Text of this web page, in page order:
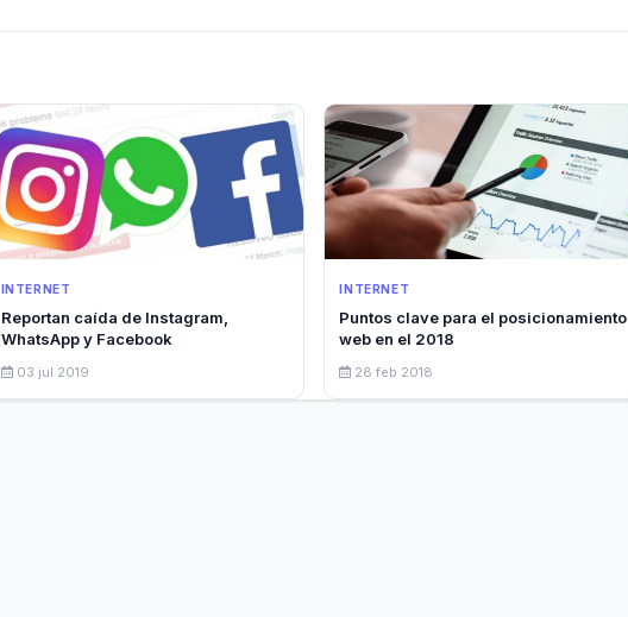
INTERNET
Reportan caída de Instagram,
WhatsApp y Facebook
03 jul 2019
INTERNET
Puntos clave para el posicionamiento
web en el 2018
28 feb 2018